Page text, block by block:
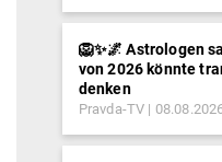
🦁✨🌌 Astrologen
von 2026 könnte
denken
Pravda-TV